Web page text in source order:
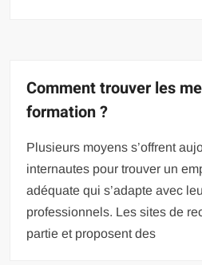
Comment trouver les
formation ?
Plusieurs moyens s’offrent
internautes pour trouver un
adéquate qui s’adapte avec
professionnels. Les sites de
partie et proposent des